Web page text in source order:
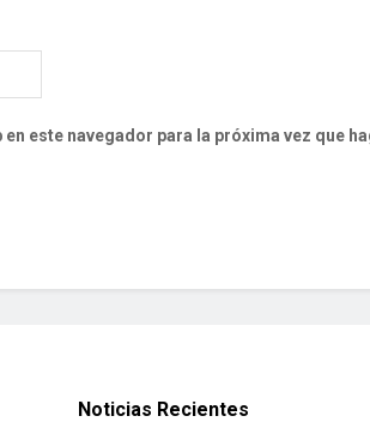
este navegador para la próxima vez que
Noticias Recientes